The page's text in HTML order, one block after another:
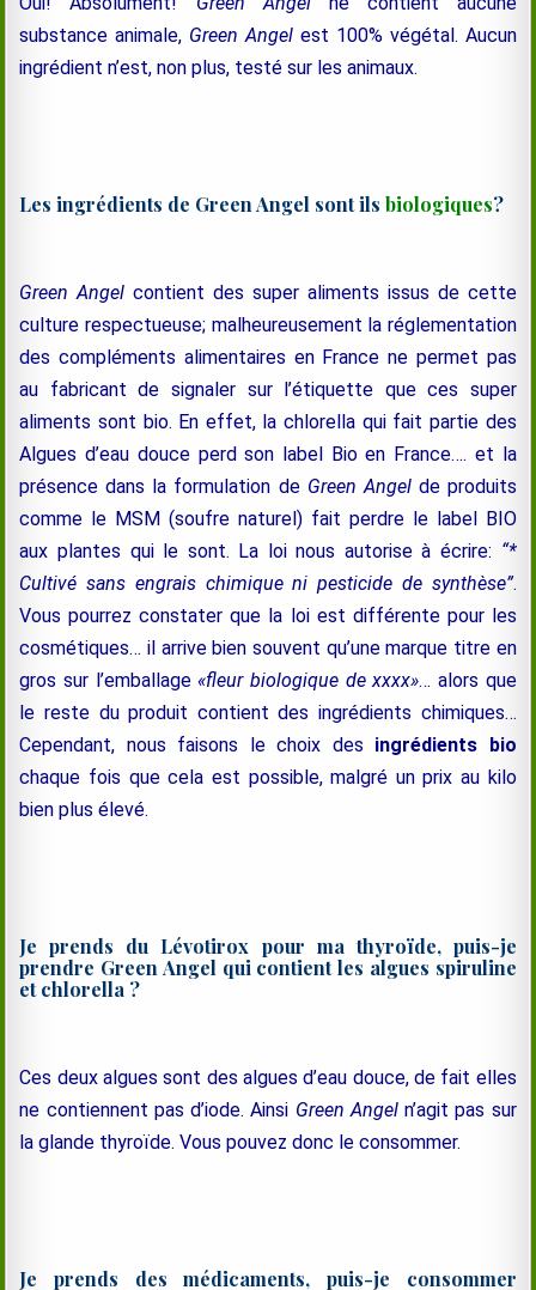
substance animale, Green Angel est 100% végétal. Aucun
ingrédient n’est, non plus, testé sur les animaux.
Les ingrédients de Green Angel sont ilsbiologiques?
Green Angel contient des super aliments issus de cette
culture respectueuse; malheureusement la réglementation
des compléments alimentaires en France ne permet pas
au fabricant de signaler sur l’étiquette que ces super
aliments sont bio. En effet, la chlorella qui fait partie des
Algues d’eau douce perd son label Bio en France…. et la
présence dans la formulation de Green Angelde produits
comme le MSM (soufre naturel) fait perdre le label BIO
aux plantes qui le sont. La loi nous autorise à écrire: “*
Cultivé sans engrais chimique ni pesticide de synthèse”.
Vous pourrez constater que la loi est différente pour les
cosmétiques… il arrive bien souvent qu’une marque titre en
gros sur l’emballage«fleur biologique de xxxx»… alors que
le reste du produit contient des ingrédients chimiques…
Cependant, nous faisons le choix des ingrédients bio
chaque fois que cela est possible, malgré un prix au kilo
bien plus élevé.
Je prends du Lévotirox pour ma thyroïde, puis-je
prendre Green Angel qui contient les algues spiruline
et chlorella ?
Ces deux algues sont des algues d’eau douce, de fait elles
ne contiennent pas d’iode. Ainsi Green Angeln’agit pas sur
la glande thyroïde. Vous pouvez donc le consommer.
Je prends des médicaments, puis-je consommer